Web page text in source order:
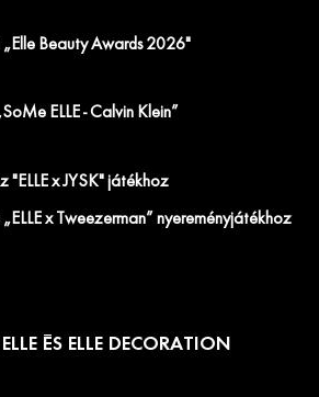
Beauty Awards 2026"
ELLE - Calvin Klein”
"ELLE x JYSK" játékhoz
x Tweezerman” nyereményjátékhoz
ÉS ELLE DECORATION